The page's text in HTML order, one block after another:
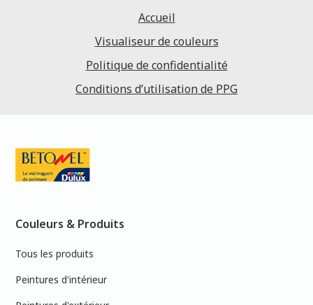
Accueil
Visualiseur de couleurs
Politique de confidentialité
Conditions d’utilisation de PPG
Couleurs & Produits
Tous les produits
Peintures d'intérieur